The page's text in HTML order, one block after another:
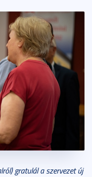
gratulál a szervezet új